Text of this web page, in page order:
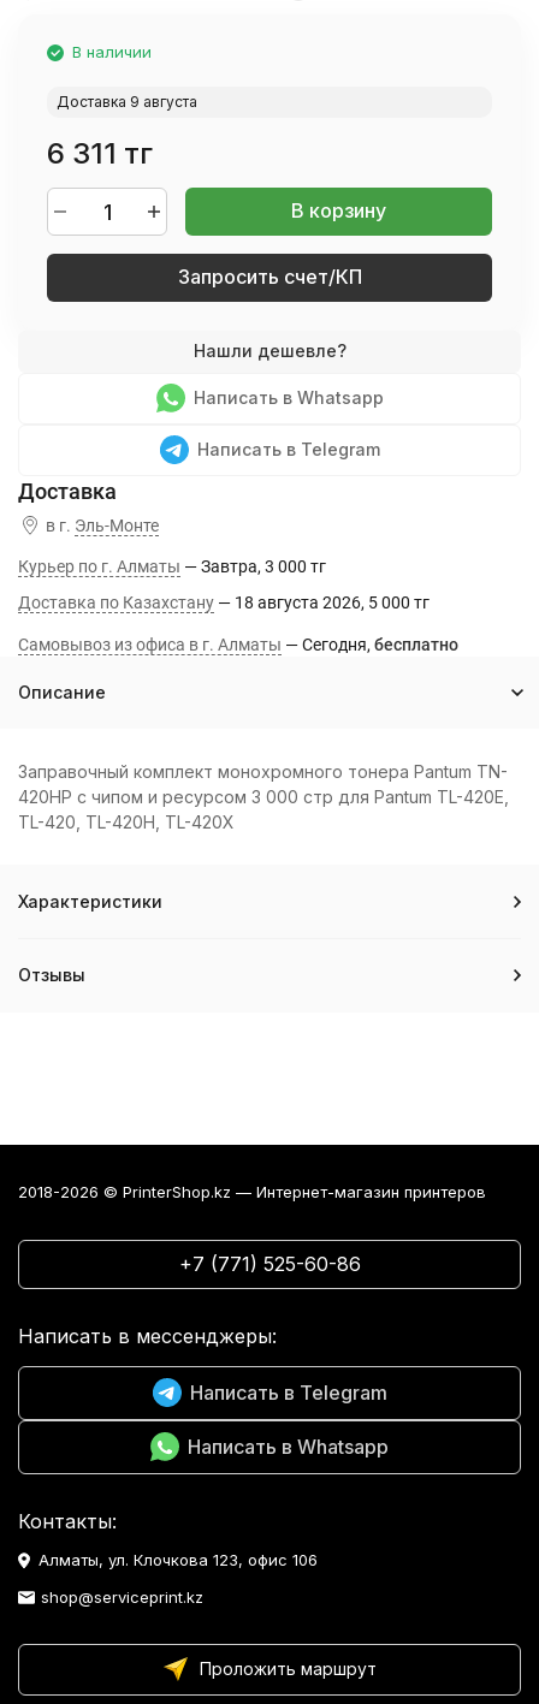
В наличии
Доставка 9 августа
6 311 тг
В корзину
Запросить счет/КП
Написать в Whatsapp
Написать в Telegram
в г. Эль-Монте
Курьер по г. Алматы Завтра 3 000 тг
Доставка по Казахстану
18 августа 2026 5 000 тг
Самовывоз из офиса в г. Алматы Сегодня Бесплатно
Описание
Заправочный комплект монохромного тонера Pantum TN-
420HP с чипом и ресурсом 3 000 стр для Pantum TL-420E,
TL-420, TL-420H, TL-420X
Характеристики
Отзывы
2018-2026 © PrinterShop.kz — Интернет-магазин принтеров
+7 (771) 525-60-86
Написать в мессенджеры:
Написать в Telegram
Написать в Whatsapp
Контакты:
Алматы, ул. Клочкова 123, офис 106
shop@serviceprint.kz
Проложить маршрут